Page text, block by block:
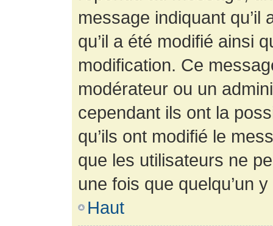
message indiquant
qu’il a été modifié ainsi
modification. Ce
modérateur ou un
cependant ils ont la
qu’ils ont modifié le
que les utilisateurs ne
une fois que quelqu’un
Haut